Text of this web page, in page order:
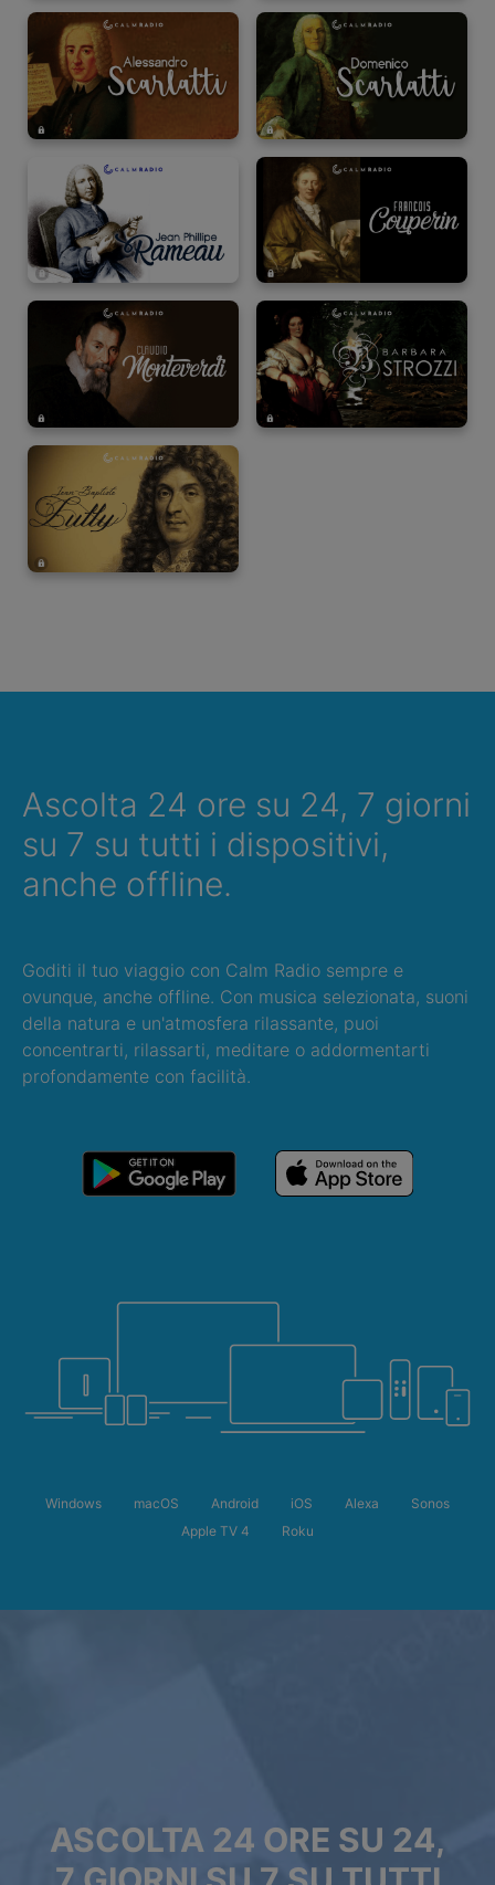
Ascolta 24 ore su 24, 7 giorni
su 7 su tutti i dispositivi,
anche offline.
Goditi il tuo viaggio con Calm Radio sempre e
ovunque, anche offline. Con musica selezionata, suoni
della natura e un'atmosfera rilassante, puoi
concentrarti, rilassarti, meditare o addormentarti
profondamente con facilità.
Windows macOS Android iOS Alexa
Sonos
Apple TV 4
Roku
ASCOLTA 24 ORE SU 24,